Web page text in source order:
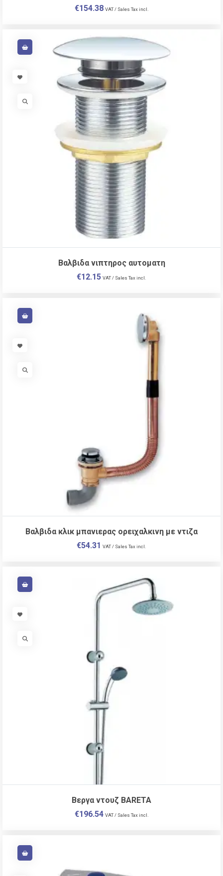
€154.38 VAT / Sales Tax incl.
VISIT LINK
VISIT LINK
Βαλβιδα νιπτηρος αυτοματη
€12.15 VAT / Sales Tax incl.
VISIT LINK
VISIT LINK
Βαλβιδα κλικ μπανιερας ορειχαλκινη με ντιζα
€54.31 VAT / Sales Tax incl.
VISIT LINK
VISIT LINK
Βεργα ντουζ BARETA
€196.54 VAT / Sales Tax incl.